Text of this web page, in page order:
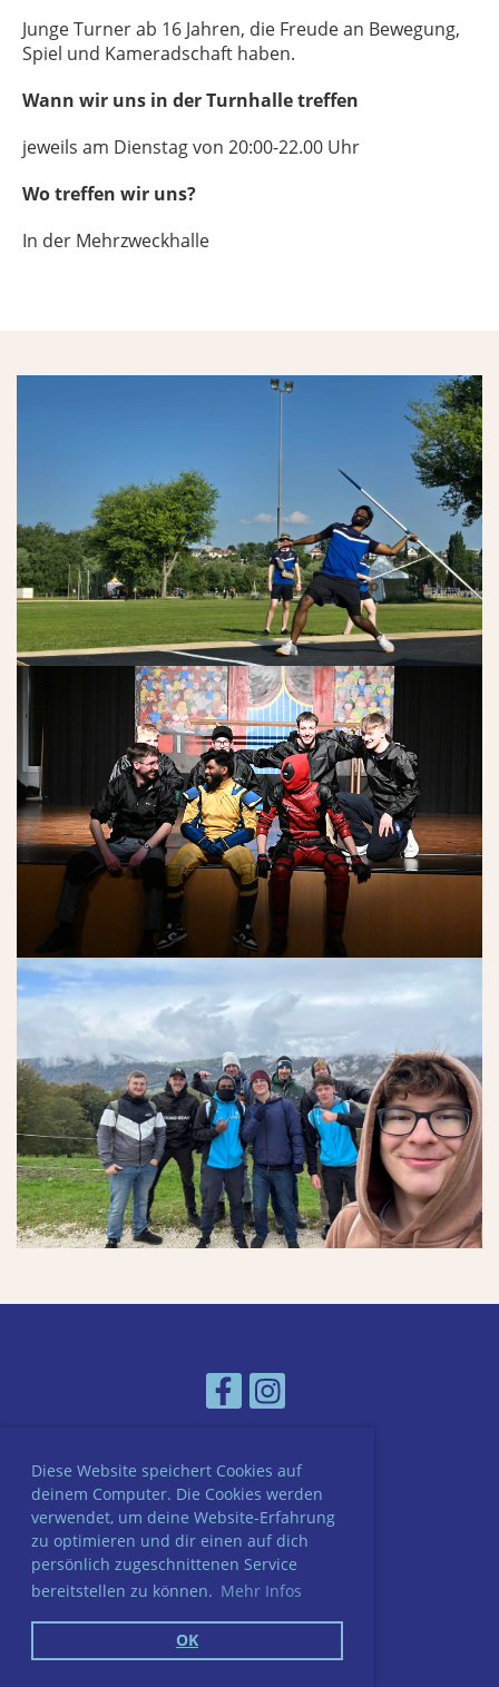
Diese Website speichert Cookies auf
deinem Computer. Die Cookies werden
verwendet, um deine Website-Erfahrung
zu optimieren und dir einen auf dich
persönlich zugeschnittenen Service
bereitstellen zu können. Mehr Infos
OK
Junge Turner ab 16 Jahren, die Freude an Bewegung,
Spiel und Kameradschaft haben.
Wann wir uns in der Turnhalle treffen
jeweils am Dienstag von 20:00-22.00 Uhr
Wo treffen wir uns?
In der Mehrzweckhalle
© STV Safenwil
Erstellt mit ClubDesk Vereinssoftware
Impressum
Datenschutz